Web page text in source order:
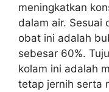
meningkatkan
dalam air. Sesuai
obat ini adalah
sebesar 60%.
kolam ini adalah
tetap jernih serta